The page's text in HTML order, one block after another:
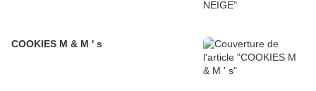
COOKIES M & M ' s